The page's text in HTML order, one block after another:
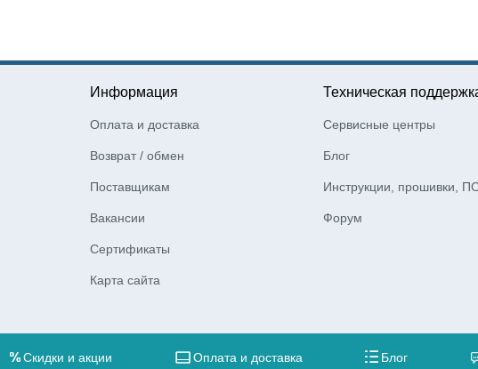
Информация
Оплата и доставка
Возврат / обмен
Поставщикам
Вакансии
Сертификаты
Карта сайта
Техническая
Сервисные центры
Блог
Инструкции, прошивки,
Форум
Скидки и акции Оплата и доставка Блог